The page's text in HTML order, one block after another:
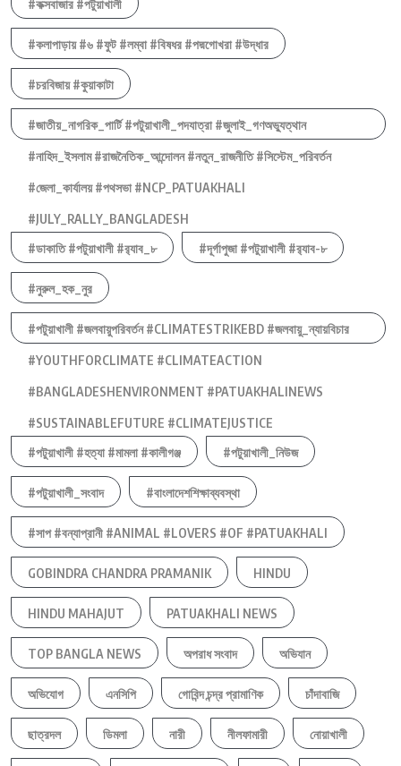
#কক্সবাজার #পটুয়াখালী
#কলাপাড়ায় #৬ #ফুট #লম্বা #বিষধর #পদ্মগোখরা #উদ্ধার
#চরবিজায় #কুয়াকাটা
#জাতীয়_নাগরিক_পার্টি #পটুয়াখালী_পদযাত্রা #জুলাই_গণঅভ্যুত্থান
#নাহিদ_ইসলাম #রাজনৈতিক_আন্দোলন #নতুন_রাজনীতি #সিস্টেম_পরিবর্তন
#জেলা_কার্যালয় #পথসভা #NCP_PATUAKHALI
#JULY_RALLY_BANGLADESH
#ডাকাতি #পটুয়াখালী #র‍্যাব_৮
#দূর্গাপুজা #পটুয়াখালী #র‍্যাব-৮
#নুরুল_হক_নুর
#পটুয়াখালী #জলবায়ুপরিবর্তন #CLIMATESTRIKEBD #জলবায়ু_ন্যায়বিচার
#YOUTHFORCLIMATE #CLIMATEACTION
#BANGLADESHENVIRONMENT #PATUAKHALINEWS
#SUSTAINABLEFUTURE #CLIMATEJUSTICE
#পটুয়াখালী #হত্যা #মামলা #কালীগঞ্জ
#পটুয়াখালী_নিউজ
#পটুয়াখালী_সংবাদ #বাংলাদেশশিক্ষাব্যবস্থা
#সাপ #বন্যাপ্রানী #ANIMAL #LOVERS #OF #PATUAKHALI
GOBINDRA CHANDRA PRAMANIK HINDU
HINDU MAHAJUT PATUAKHALI NEWS
TOP BANGLA NEWS অপরাধ সংবাদ অভিযান
অভিযোগ এনসিপি গোবিন্দ চন্দ্র প্রামাণিক চাঁদাবাজি
ছাত্রদল ডিমলা নারী নীলফামারী নোয়াখালী